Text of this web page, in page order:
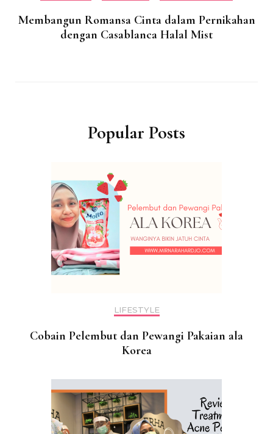
Membangun Romansa Cinta dalam Pernikahan
dengan Casablanca Halal Mist
Popular Posts
LIFESTYLE
Cobain Pelembut dan Pewangi Pakaian ala
Korea